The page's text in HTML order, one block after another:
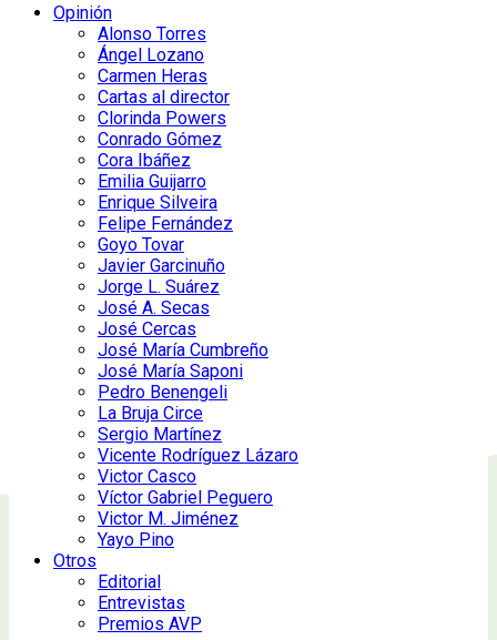
Opinión
Alonso Torres
Ángel Lozano
Carmen Heras
Cartas al director
Clorinda Powers
Conrado Gómez
Cora Ibáñez
Emilia Guijarro
Enrique Silveira
Felipe Fernández
Goyo Tovar
Javier Garcinuño
Jorge L. Suárez
José A. Secas
José Cercas
José María Cumbreño
José María Saponi
Pedro Benengeli
La Bruja Circe
Sergio Martínez
Vicente Rodríguez Lázaro
Victor Casco
Víctor Gabriel Peguero
Victor M. Jiménez
Yayo Pino
Otros
Editorial
Entrevistas
Premios AVP